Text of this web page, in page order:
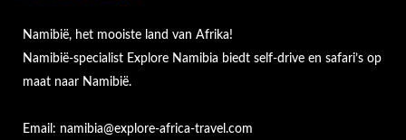
Namibië, het mooiste land van Afrika!
Namibië-specialist Explore Namibia biedt self-drive en safari’s op
maat naar Namibië.
Email: namibia@explore-africa-travel.com